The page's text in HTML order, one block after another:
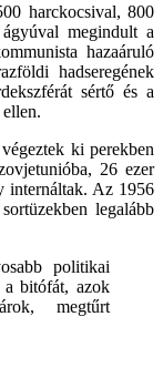
harckocsival, 800
megindult a
hazaáruló
hadseregének
sértő és a
ki perekben
26 ezer
internáltak. Az 1956
legalább
politikai
bitófát, azok
megtűrt